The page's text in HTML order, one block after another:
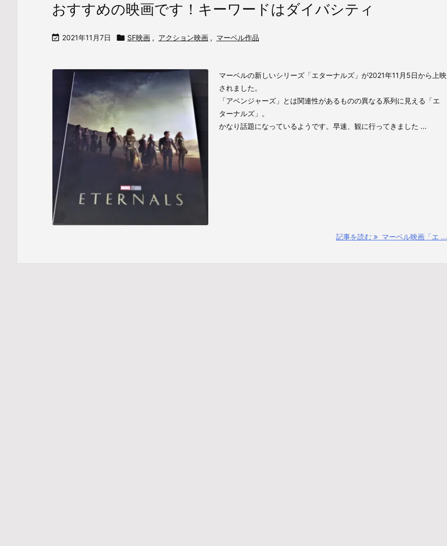
おすすめの映画です！キーワードはダイバシティ
 2021年11月7日  SF映画 , アクション映画 , マーベル作品
マーベルの新しいシリーズ「エターナルズ」が2021年11月5日から上映
されました。
「アベンジャーズ」とは関連性があるものの異なる系列に見える「エ
ターナルズ」。
かなり話題になっているようです。早速、観に行ってきました ...
記事を読む マーベル映画「エ ...